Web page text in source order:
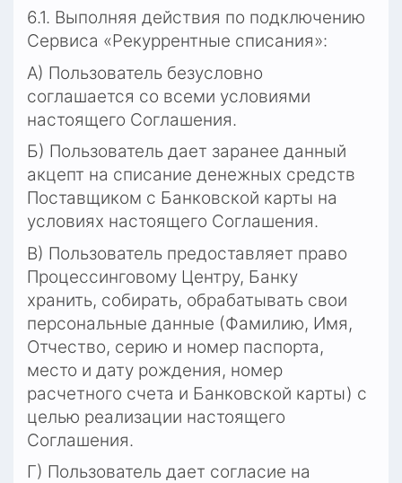
6.1. Выполняя действия по подключению
Сервиса «Рекуррентные списания»:
А) Пользователь безусловно
соглашается со всеми условиями
настоящего Соглашения.
Б) Пользователь дает заранее данный
акцепт на списание денежных средств
Поставщиком с Банковской карты на
условиях настоящего Соглашения.
В) Пользователь предоставляет право
Процессинговому Центру, Банку
хранить, собирать, обрабатывать свои
персональные данные (Фамилию, Имя,
Отчество, серию и номер паспорта,
место и дату рождения, номер
расчетного счета и Банковской карты) с
целью реализации настоящего
Соглашения.
Г) Пользователь дает согласие на